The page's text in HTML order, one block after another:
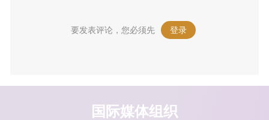
要发表评论，您必须先 登录 。
国际媒体组织